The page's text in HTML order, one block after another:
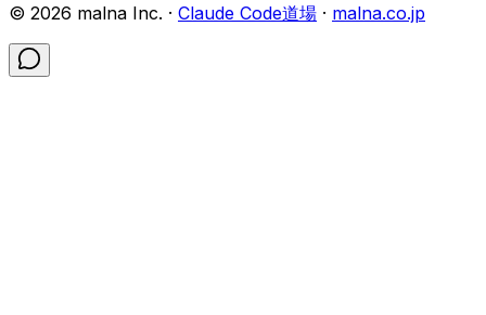
© 2026 malna Inc. · Claude Code道場 · malna.co.jp